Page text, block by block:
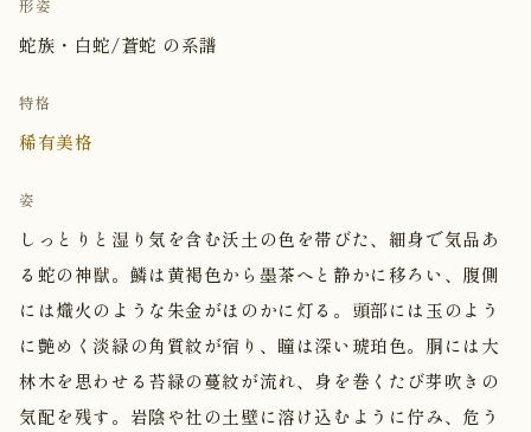
形姿
蛇族・白蛇/蒼蛇 の系譜
特格
稀有美格
姿
しっとりと湿り気を含む沃土の色を帯びた、細身で気品あ
る蛇の神獣。鱗は黄褐色から墨茶へと静かに移ろい、腹側
には熾火のような朱金がほのかに灯る。頭部には玉のよう
に艶めく淡緑の角質紋が宿り、瞳は深い琥珀色。胴には大
林木を思わせる苔緑の蔓紋が流れ、身を巻くたび芽吹きの
気配を残す。岩陰や社の土壁に溶け込むように佇み、危う